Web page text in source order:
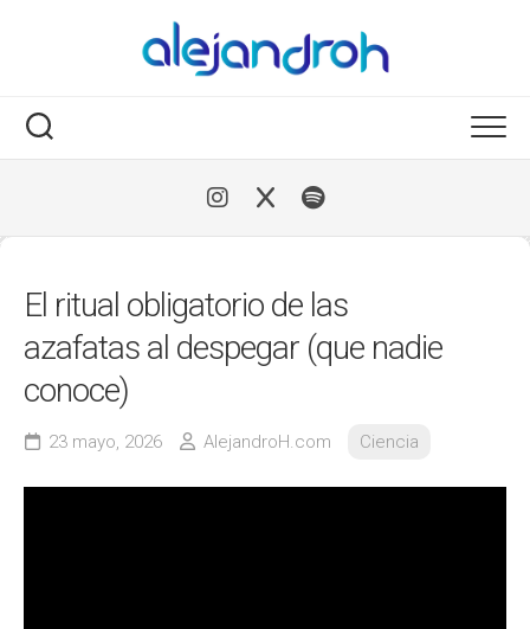
El ritual obligatorio de las
azafatas al despegar (que nadie
conoce)
23 mayo, 2026 AlejandroH.com Ciencia